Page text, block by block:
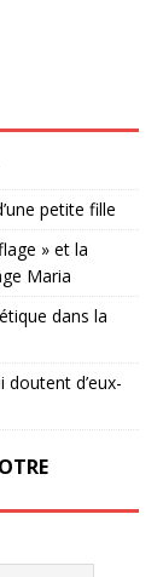
petite fille
» et la
Maria
dans la
d’eux-